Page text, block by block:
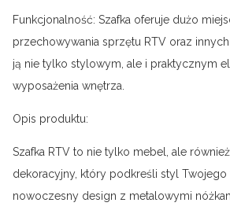
Funkcjonalność: Szafka oferuje dużo
przechowywania sprzętu RTV oraz
ją nie tylko stylowym, ale i praktycznym
wyposażenia wnętrza.
Opis produktu:
Szafka RTV to nie tylko mebel, ale
dekoracyjny, który podkreśli styl Twojego
nowoczesny design z metalowymi